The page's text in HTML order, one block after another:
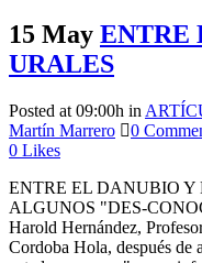
15 May ENTRE
URALES
Posted at 09:00h in
Martín Marrero
0
0 Likes
ENTRE EL DANUBIO Y
ALGUNOS "DES-
Harold Hernández,
Cordoba Hola, después de